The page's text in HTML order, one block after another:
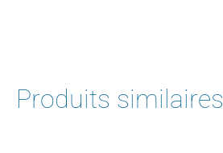
Produits similaires